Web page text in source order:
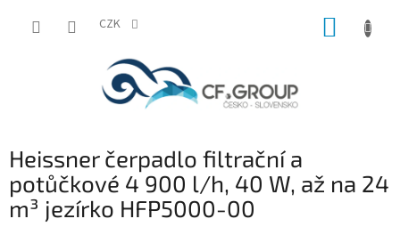
CZK
Heissner čerpadlo filtrační a
potůčkové 4 900 l/h, 40 W, až na 24
m³ jezírko HFP5000-00